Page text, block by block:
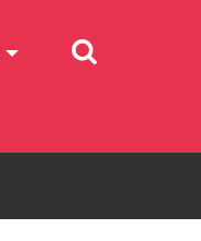
Cercar